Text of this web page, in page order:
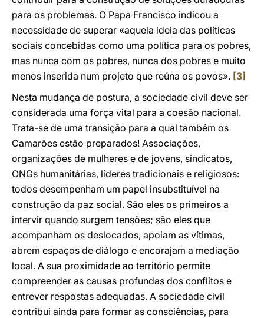
para os problemas. O Papa Francisco indicou a
necessidade de superar «aquela ideia das políticas
sociais concebidas como uma política para os pobres,
mas nunca com os pobres, nunca dos pobres e muito
menos inserida num projeto que reúna os povos». [3]
Nesta mudança de postura, a sociedade civil deve ser
considerada uma força vital para a coesão nacional.
Trata-se de uma transição para a qual também os
Camarões estão preparados! Associações,
organizações de mulheres e de jovens, sindicatos,
ONGs humanitárias, líderes tradicionais e religiosos:
todos desempenham um papel insubstituível na
construção da paz social. São eles os primeiros a
intervir quando surgem tensões; são eles que
acompanham os deslocados, apoiam as vítimas,
abrem espaços de diálogo e encorajam a mediação
local. A sua proximidade ao território permite
compreender as causas profundas dos conflitos e
entrever respostas adequadas. A sociedade civil
contribui ainda para formar as consciências, para